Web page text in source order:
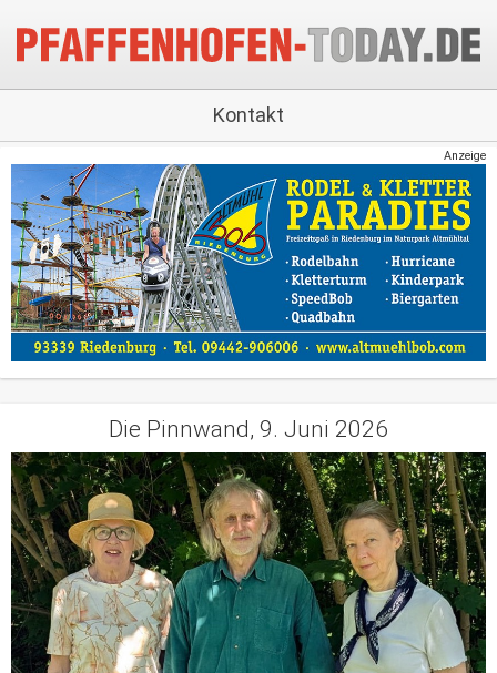
Kontakt
Anzeige
Die Pinnwand, 9. Juni 2026